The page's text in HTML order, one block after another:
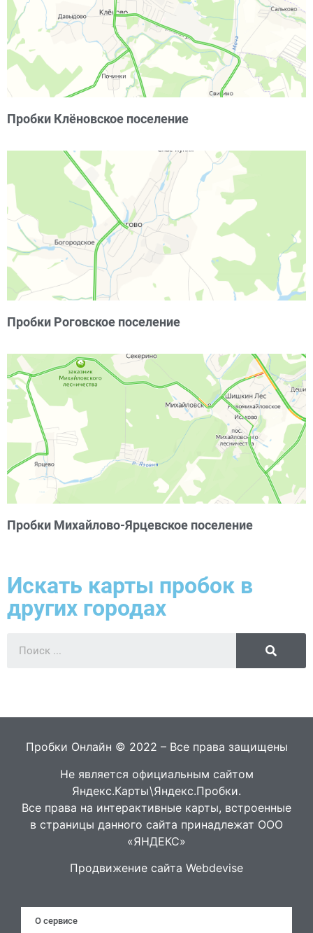
Пробки Клёновское поселение
Пробки Роговское поселение
Пробки Михайлово-Ярцевское поселение
Искать карты пробок в
других городах
Пробки Онлайн © 2022 – Все права защищены
Не является официальным сайтом
Яндекс.Карты\Яндекс.Пробки.
Все права на интерактивные карты, встроенные
в страницы данного сайта принадлежат ООО
«ЯНДЕКС»
Продвижение сайта Webdevise
О сервисе